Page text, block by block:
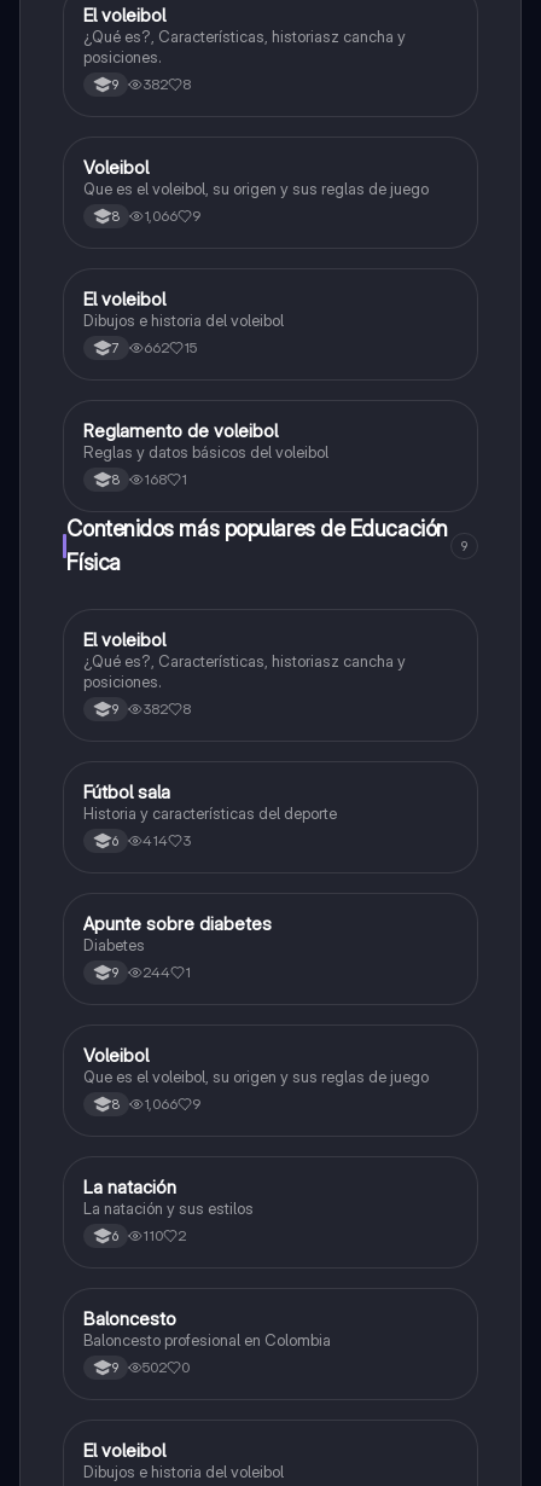
Educación Física
El voleibol
¿Qué es?, Características, historiasz cancha y
posiciones.
9 382 8
Educación Física
Voleibol
Que es el voleibol, su origen y sus reglas de juego
8 1,066 9
Educación Física
El voleibol
Dibujos e historia del voleibol
7 662 15
Educación Física
Reglamento de voleibol
Reglas y datos básicos del voleibol
8 168 1
Contenidos más populares de Educación
Física
9
Educación Física
El voleibol
¿Qué es?, Características, historiasz cancha y
posiciones.
9 382 8
Sociales/Historia
Fútbol sala
Historia y características del deporte
6 414 3
Educación Física
Apunte sobre diabetes
Diabetes
9 244 1
Educación Física
Voleibol
Que es el voleibol, su origen y sus reglas de juego
8 1,066 9
Educación Física
La natación
La natación y sus estilos
6 110 2
Educación Física
Baloncesto
Baloncesto profesional en Colombia
9 502 0
Educación Física
El voleibol
Dibujos e historia del voleibol